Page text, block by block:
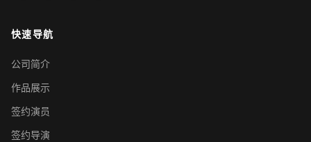
快速导航
公司简介
作品展示
签约演员
签约导演